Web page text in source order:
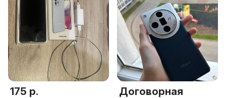
175 р. Договорная